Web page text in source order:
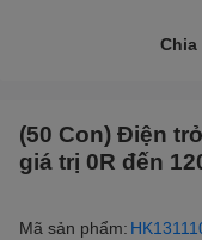
Chia
(50 Con) Điện
giá trị 0R đến
Mã sản phẩm: